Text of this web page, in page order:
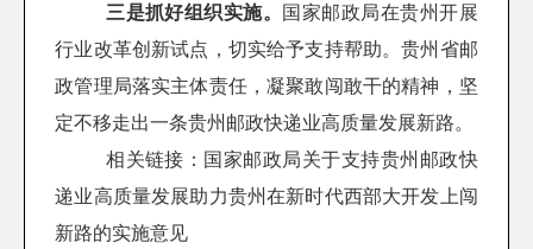
三是抓好组织实施。 国家邮政局在贵州开展
行业改革创新试点，切实给予支持帮助。贵州省邮
政管理局落实主体责任，凝聚敢闯敢干的精神，坚
定不移走出一条贵州邮政快递业高质量发展新路。
相关链接： 国家邮政局关于支持贵州邮政快
递业高质量发展助力贵州在新时代西部大开发上闯
新路的实施意见